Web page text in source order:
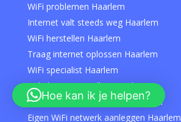
WiFi problemen Haarlem
Internet valt steeds weg Haarlem
WiFi herstellen Haarlem
Traag internet oplossen Haarlem
WiFi specialist Haarlem
Hulp bij WiFi instellen Haarlem
Netwerkstoring oplossen Haarlem
Eigen WiFi netwerk aanleggen Haarlem
Hoe kan ik je helpen?